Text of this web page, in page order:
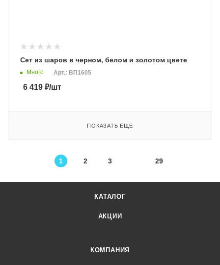
Сет из шаров в черном, белом и золотом цвете
Много Арт.: ВП1605
6 419 ₽/шт
ПОКАЗАТЬ ЕЩЕ
1 2 3 29
КАТАЛОГ
АКЦИИ
КОМПАНИЯ